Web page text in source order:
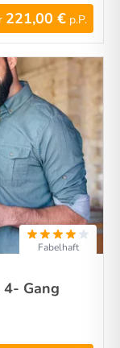
221,00 € p.P.
Fabelhaft
Gang